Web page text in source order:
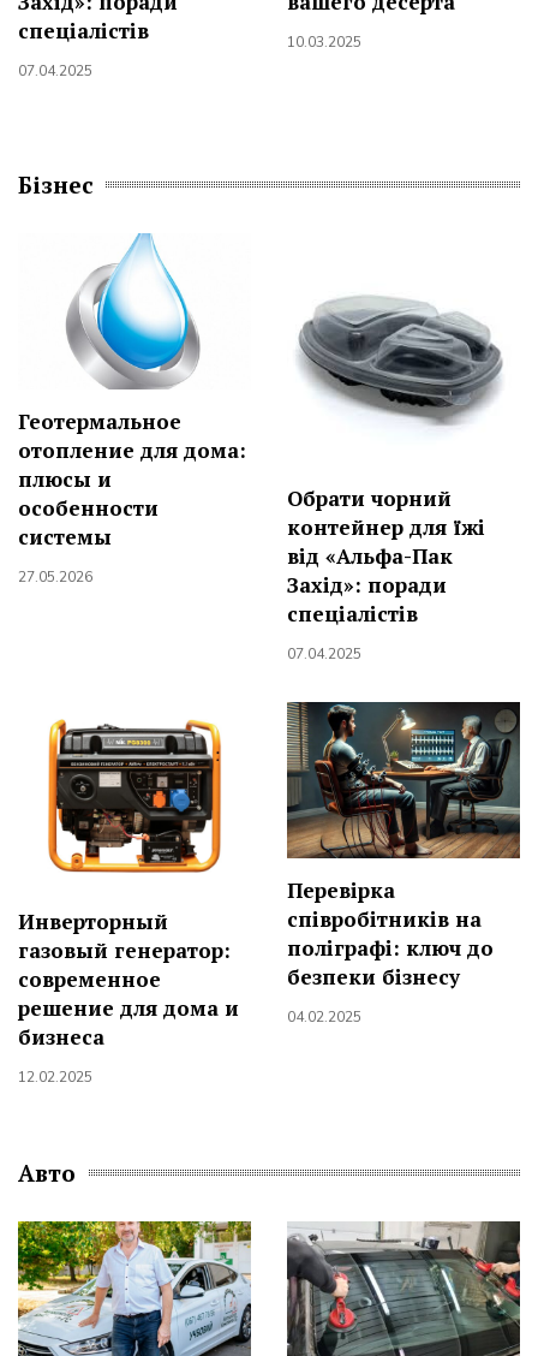
спеціалістів
07.04.2025
10.03.2025
Бізнес
Геотермальное
отопление для дома:
плюсы и
особенности
системы
27.05.2026
Обрати чорний
контейнер для їжі
від «Альфа-Пак
Захід»: поради
спеціалістів
07.04.2025
Инверторный
газовый генератор:
современное
решение для дома и
бизнеса
12.02.2025
Перевірка
співробітників на
поліграфі: ключ до
безпеки бізнесу
04.02.2025
Авто